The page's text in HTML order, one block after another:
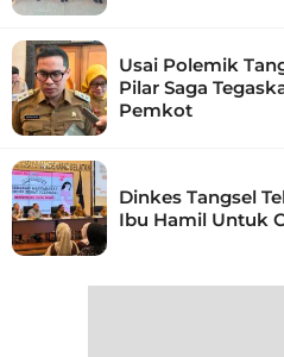
Usai Polemik
Pilar Saga
Pemkot
Dinkes Tangsel
Ibu Hamil Untuk